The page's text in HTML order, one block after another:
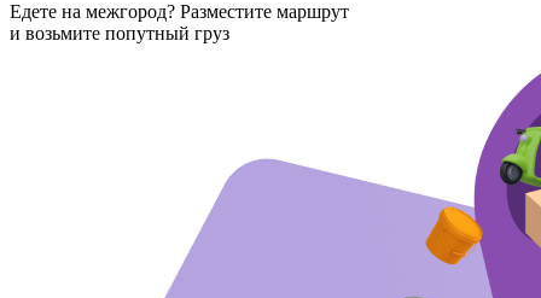
Едете на межгород? Разместите маршрут
и возьмите попутный груз